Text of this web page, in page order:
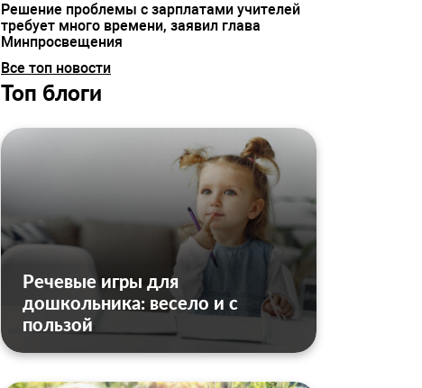
Решение проблемы с зарплатами учителей
требует много времени, заявил глава
Минпросвещения
Все топ новости
Топ блоги
Речевые игры для
дошкольника: весело и с
пользой